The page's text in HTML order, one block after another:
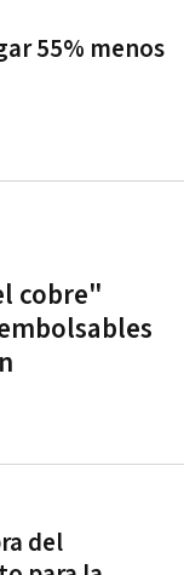
55% menos
cobre"
del